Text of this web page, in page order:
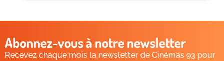
Abonnez-vous à notre newsletter
Recevez chaque mois la newsletter de Cinémas 93 pour